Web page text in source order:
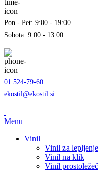
Pon - Pet: 9:00 - 19:00
Sobota: 9:00 - 13:00
01 524-79-60
ekostil@ekostil.si
Menu
Vinil
Vinil za lepljenje
Vinil na klik
Vinil prostoležeč